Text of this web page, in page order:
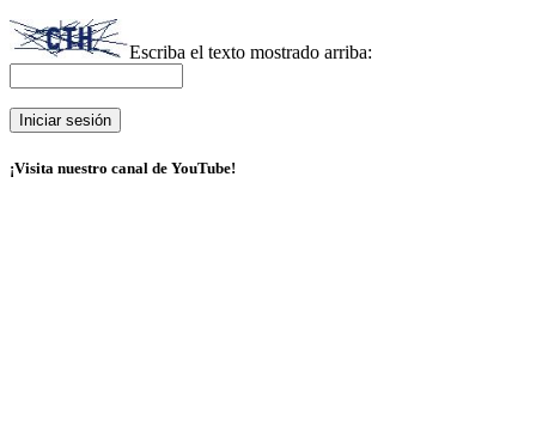
Escriba el texto mostrado arriba:
¡Visita nuestro canal de YouTube!